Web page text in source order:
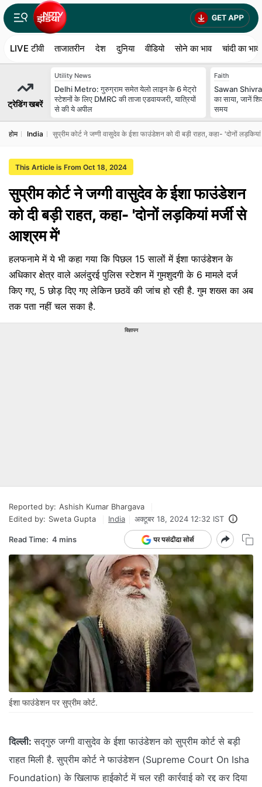
LIVE टीवी ताजातरीन देश दुनिया वीडियो सोने का भाव चांदी का भाव
ट्रेडिंग खबरें
Utility News
Delhi Metro: गुरुग्राम समेत येलो लाइन के 6 मेट्रो
स्‍टेशनों के लिए DMRC की ताजा एडवायजरी, यात्रियों
से की ये अपील
Faith
Sawan
का साया, जानें
समय
होम India सुप्रीम कोर्ट ने जग्गी वासुदेव के ईशा फाउंडेशन को दी बड़ी राहत, कहा- 'दोनों
This Article is From Oct 18, 2024
सुप्रीम कोर्ट ने जग्गी वासुदेव के ईशा फाउंडेशन
को दी बड़ी राहत, कहा- 'दोनों लड़कियां मर्जी से
आश्रम में'
हलफनामे में ये भी कहा गया कि पिछल 15 सालों में ईशा फाउंडेशन के
अधिकार क्षेत्र वाले अलंदुरई पुलिस स्टेशन में गुमशुदगी के 6 मामले दर्ज
किए गए, 5 छोड़ दिए गए लेकिन छठवें की जांच हो रही है. गुम शख्स का अब
तक पता नहीं चल सका है.
विज्ञापन
Reported by: Ashish Kumar Bhargava
Edited by: Sweta Gupta India अक्टूबर 18, 2024 12:32 IST
Read Time: 4 mins
ईशा फाउंडेशन पर सुप्रीम कोर्ट.
दिल्ली: सद्गुरु जग्गी वासुदेव के ईशा फाउंडेशन को सुप्रीम कोर्ट से बड़ी
राहत मिली है. सुप्रीम कोर्ट ने फाउंडेशन (Supreme Court On Isha
Foundation) के खिलाफ हाईकोर्ट में चल रही कार्रवाई को रद्द कर दिया